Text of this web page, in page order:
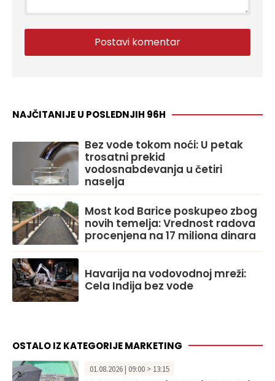
NAJČITANIJE U POSLEDNJIH 96H
Bez vode tokom noći: U petak
trosatni prekid
vodosnabdevanja u četiri
naselja
Most kod Barice poskupeo zbog
novih temelja: Vrednost radova
procenjena na 17 miliona dinara
Havarija na vodovodnoj mreži:
Cela Inđija bez vode
OSTALO IZ KATEGORIJE MARKETING
01.08.2026 | 09:00 > 13:15